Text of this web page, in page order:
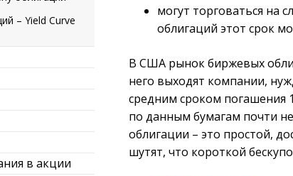
– Yield Curve
в акции
могут торговаться на
облигаций этот срок
В США рынок биржевых
него выходят компании,
средним сроком погашения
по данным бумагам почти
облигации – это простой,
шутят, что короткой